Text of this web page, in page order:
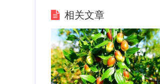
相关文章